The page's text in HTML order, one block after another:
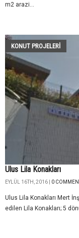
m2 arazi...
KONUT PROJELERI
Ulus Lila Konakları
EYLÜL 16TH, 2016 | 0
Ulus Lila Konakları Mert
edilen Lila Konakları; 5